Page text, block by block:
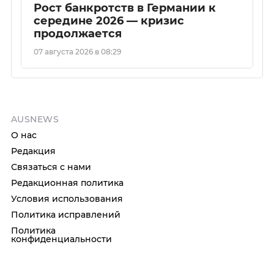
Рост банкротств в Германии к
середине 2026 — кризис
продолжается
07 августа 2026 в 08:29
AUSNEWS
О нас
Редакция
Связаться с нами
Редакционная политика
Условия использования
Политика исправлений
Политика
конфиденциальности